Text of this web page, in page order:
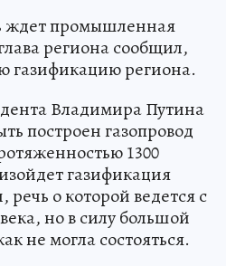
ждет промышленная
региона сообщил,
газификацию региона.
Владимира Путина
построен газопровод
1300
газификация
о которой ведется с
но в силу большой
не могла состояться.